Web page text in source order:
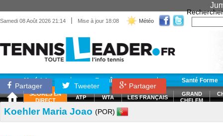
Samedi 08 Août 2026 21:14 | Mise à jour 18:08 Météo
Rechercher
Matériel Entraînement Santé Forme
SCORES EN
DIRECT
ATP WTA LES FRANÇAIS
GRAND
CHELEM
Partager Tweeter Partager
Koehler Maria Joao (POR)